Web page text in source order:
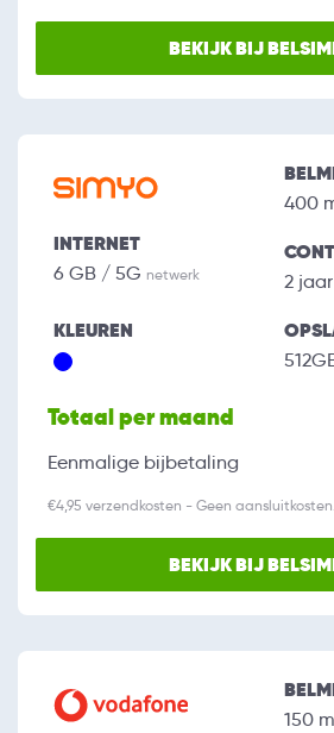
BEKIJK BIJ
INTERNET
6 GB / 5G netwerk
400
2 jaar
KLEUREN
Totaal per maand
Eenmalige bijbetaling
€4,95 verzendkosten - Geen aansluitkosten.
BEKIJK BIJ
150